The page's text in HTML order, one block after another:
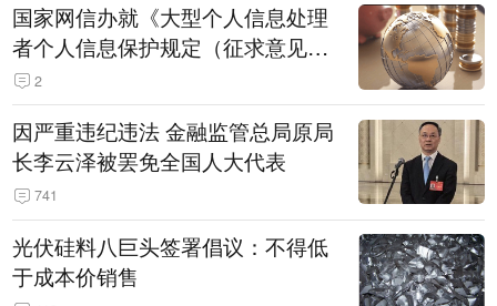
国家网信办就《大型个人信息处理
者个人信息保护规定（征求意见
稿）》公开征求意见
2
因严重违纪违法 金融监管总局原局
长李云泽被罢免全国人大代表
741
光伏硅料八巨头签署倡议：不得低
于成本价销售